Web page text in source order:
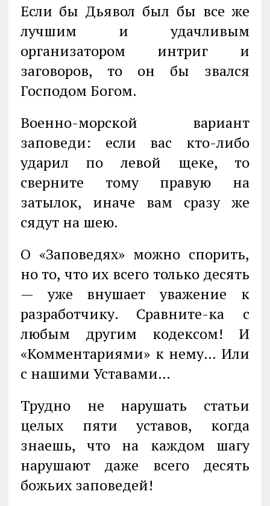
Если бы Дьявол был бы все же
лучшим и удачливым
организатором интриг и
заговоров, то он бы звался
Господом Богом.
Военно-морской вариант
заповеди: если вас кто-либо
ударил по левой щеке, то
сверните тому правую на
затылок, иначе вам сразу же
сядут на шею.
О «Заповедях» можно спорить,
но то, что их всего только десять
— уже вну­шает уважение к
разработчику. Сравните-ка с
любым другим кодексом! И
«Комментариями» к нему… Или
с нашими Уставами…
Трудно не нарушать статьи
целых пяти уставов, когда
знаешь, что на каж­дом шагу
нарушают даже всего десять
божьих заповедей!